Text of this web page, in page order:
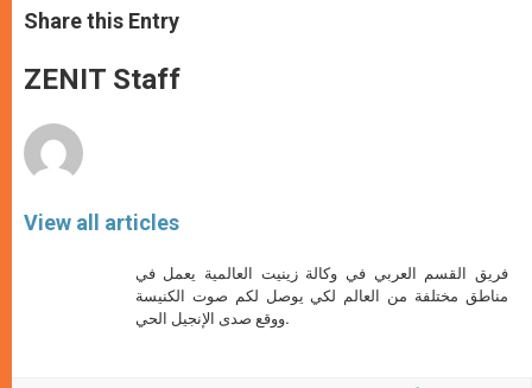
t
s
p
p
s
e
g
e
e
b
o
k
Share this Entry
ZENIT Staff
View all articles
فريق القسم العربي في وكالة زينيت العالمية يعمل في
مناطق مختلفة من العالم لكي يوصل لكم صوت الكنيسة
ووقع صدى الإنجيل الحي.